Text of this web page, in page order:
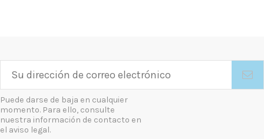
Puede darse de baja en cualquier
momento. Para ello, consulte
nuestra información de contacto en
el aviso legal.